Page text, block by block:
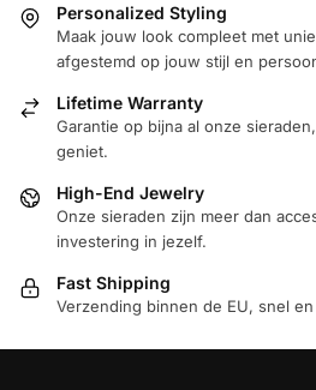
Personalized Styling
Maak jouw look compleet met
afgestemd op jouw stijl en
Lifetime Warranty
Garantie op bijna al onze
geniet.
High-End Jewelry
Onze sieraden zijn meer dan
investering in jezelf.
Fast Shipping
Verzending binnen de EU, snel